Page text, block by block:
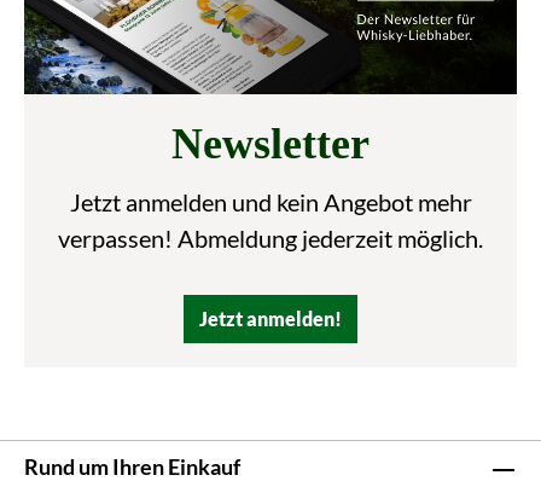
Newsletter
Jetzt anmelden und kein Angebot mehr
verpassen! Abmeldung jederzeit möglich.
Jetzt anmelden!
Rund um Ihren Einkauf